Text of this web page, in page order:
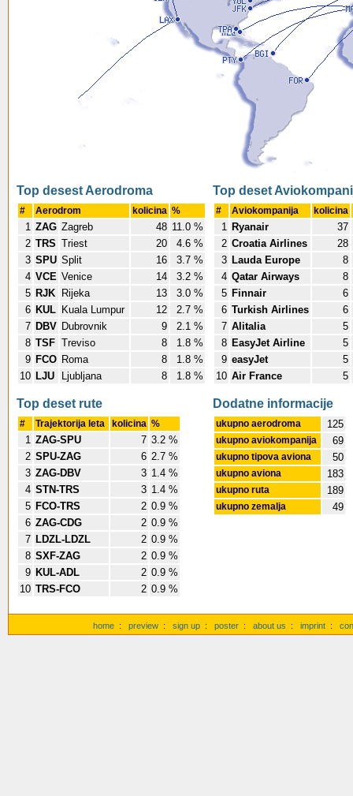
Top desest Aerodroma
# Aerodrom kolicina %
1 ZAG Zagreb 48 11.0 %
2 TRS Triest 20
4.6 %
3 SPU Split 16
3.7 %
4 VCE Venice 14
3.2 %
5 RJK Rijeka 13
3.0 %
6 KUL Kuala Lumpur 12
2.7 %
7 DBV Dubrovnik 9
2.1 %
8 TSF Treviso 8
1.8 %
9 FCO Roma 8
1.8 %
10 LJU Ljubljana 8 1.8 %
Top deset
# Aviokompanija kolicina
1 Ryanair
37
2 Croatia Airlines
28
3 Lauda Europe
8
4 Qatar Airways
8
5 Finnair
6
6 Turkish Airlines
6
7 Alitalia
5
8 EasyJet Airline
5
9 easyJet
5
10 Air France 5
Top deset rute
# Trajektorija leta kolicina %
1 ZAG-SPU 7 3.2 %
2 SPU-ZAG 6 2.7 %
3 ZAG-DBV 3 1.4 %
4 STN-TRS 3 1.4 %
5 FCO-TRS 2 0.9 %
6 ZAG-CDG 2 0.9 %
7 LDZL-LDZL 2 0.9 %
8 SXF-ZAG 2 0.9 %
9 KUL-ADL 2 0.9 %
10 TRS-FCO 2 0.9 %
Dodatne informacije
ukupno aerodroma 125
ukupno aviokompanija 69
ukupno tipova aviona 50
ukupno aviona 183
ukupno ruta 189
ukupno zemalja 49
home : preview : sign up : poster : about us : imprint :